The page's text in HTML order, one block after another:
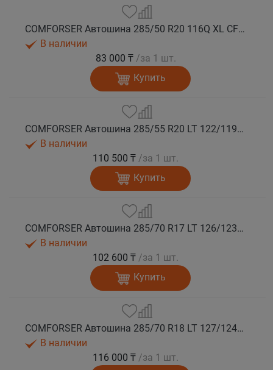
COMFORSER Автошина 285/50 R20 116Q XL CF9000 R/T RWL лето
В наличии
83 000 ₸ /за 1 шт.
Купить
COMFORSER Автошина 285/55 R20 LT 122/119Q CF9000 R/T RWL 10PR лето
В наличии
110 500 ₸ /за 1 шт.
Купить
COMFORSER Автошина 285/70 R17 LT 126/123Q CF9000 R/T RWL 10PR лето
В наличии
102 600 ₸ /за 1 шт.
Купить
COMFORSER Автошина 285/70 R18 LT 127/124Q CF9000 R/T RWL 10PR лето
В наличии
116 000 ₸ /за 1 шт.